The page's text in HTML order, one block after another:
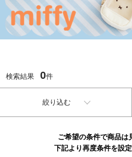
検索結果 0件
絞り込む
ご希望の条件で商品は
下記より再度条件を設